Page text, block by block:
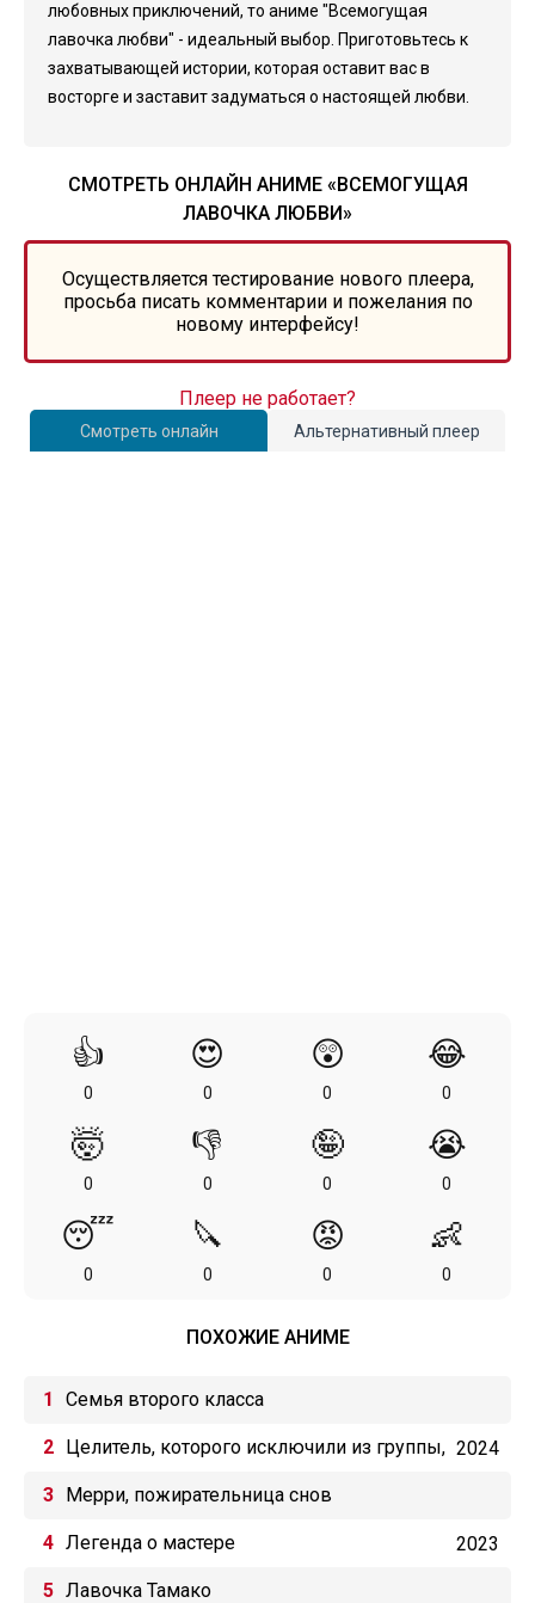
любовных приключений, то аниме "Всемогущая
лавочка любви" - идеальный выбор. Приготовьтесь к
захватывающей истории, которая оставит вас в
восторге и заставит задуматься о настоящей любви.
СМОТРЕТЬ ОНЛАЙН АНИМЕ «ВСЕМОГУЩАЯ
ЛАВОЧКА ЛЮБВИ»
Осуществляется тестирование нового плеера,
просьба писать комментарии и пожелания по
новому интерфейсу!
Смотреть онлайн Альтернативный плеер
Плеер не работает?
👍
0
😍
0
😲
0
😂
0
🤯
0
👎
0
🤪
0
😭
0
😴
0
🔪
0
😡
0
👶
0
ПОХОЖИЕ АНИМЕ
Семья второго класса
Целитель, которого исключили из группы,
оказался сильнейшим!
2024
Мерри, пожирательница снов
Легенда о мастере 2023
Лавочка Тамако